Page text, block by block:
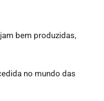
bem produzidas,
no mundo das